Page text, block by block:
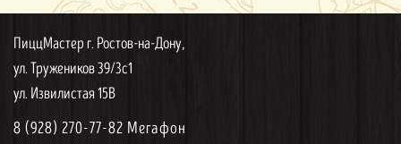
ПиццМастер г. Ростов-на-Дону,
ул. Тружеников 39/3с1
ул. Извилистая 15В
8 (928) 270-77-82 Мегафон